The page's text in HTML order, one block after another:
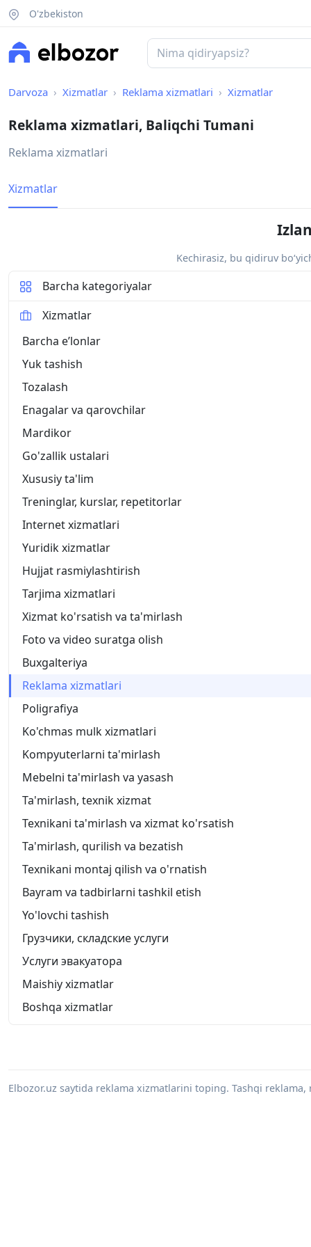
O'zbekiston
Darvoza Xizmatlar Reklama xizmatlari Xizmatlar
Reklama xizmatlari, Baliqchi Tumani
Reklama xizmatlari
Xizmatlar
Kechirasiz, bu qidiruv
Barcha kategoriyalar
Xizmatlar
Barcha eʼlonlar
Yuk tashish
Tozalash
Enagalar va qarovchilar
Mardikor
Go'zallik ustalari
Xususiy ta'lim
Treninglar, kurslar, repetitorlar
Internet xizmatlari
Yuridik xizmatlar
Hujjat rasmiylashtirish
Tarjima xizmatlari
Xizmat ko'rsatish va ta'mirlash
Foto va video suratga olish
Buxgalteriya
Reklama xizmatlari
Poligrafiya
Ko'chmas mulk xizmatlari
Kompyuterlarni ta'mirlash
Mebelni ta'mirlash va yasash
Ta'mirlash, texnik xizmat
Texnikani ta'mirlash va xizmat ko'rsatish
Ta'mirlash, qurilish va bezatish
Texnikani montaj qilish va o'rnatish
Bayram va tadbirlarni tashkil etish
Yo'lovchi tashish
Грузчики, складские услуги
Услуги эвакуатора
Maishiy xizmatlar
Boshqa xizmatlar
Elbozor.uz saytida reklama xizmatlarini toping. Tashqi